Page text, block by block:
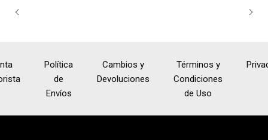
Política
de
Envíos
Cambios y
Devoluciones
Términos y
Condiciones
de Uso